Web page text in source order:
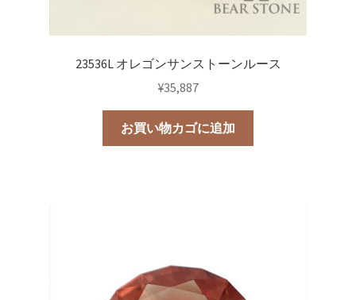
23536L オレゴンサンストーンルース
¥35,887
お買い物カゴに追加